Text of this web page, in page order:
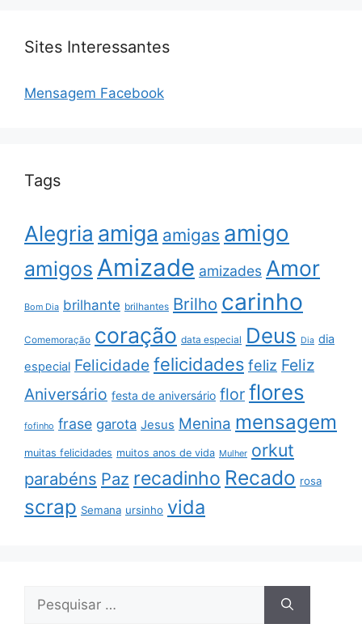
Sites Interessantes
Mensagem Facebook
Tags
Alegria amiga amigas amigo
amigos Amizade amizades Amor
Bom Dia brilhante brilhantes Brilho carinho
Comemoração coração data especial Deus Dia dia
especial Felicidade felicidades feliz Feliz
Aniversário festa de aniversário flor flores
fofinho frase garota Jesus Menina mensagem
muitas felicidades muitos anos de vida Mulher orkut
parabéns Paz recadinho Recado rosa
scrap Semana ursinho vida
por: